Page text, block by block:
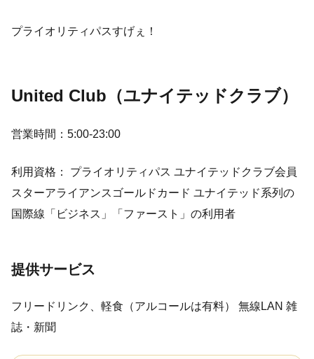
プライオリティパスすげぇ！
United Club（ユナイテッドクラブ）
営業時間：5:00-23:00
利用資格： プライオリティパス ユナイテッドクラブ会員
スターアライアンスゴールドカード ユナイテッド系列の
国際線「ビジネス」「ファースト」の利用者
提供サービス
フリードリンク、軽食（アルコールは有料） 無線LAN 雑
誌・新聞